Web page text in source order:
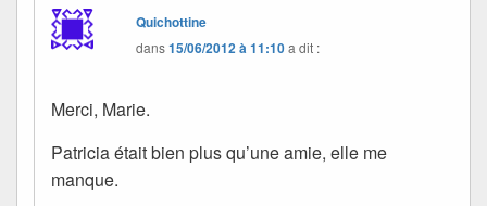
Quichottine
dans15/06/2012 à 11:10a dit :
Merci, Marie.
Patricia était bien plus qu’une amie, elle me
manque.